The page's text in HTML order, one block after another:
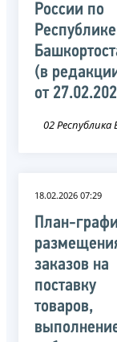
России по
Республике
(в
от
18.02.2026 07:29
План-
заказов на
поставку
товаров,